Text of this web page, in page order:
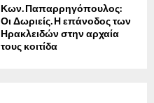
Κων. Παπαρρηγόπουλος:
Οι Δωριείς. Η επάνοδος των
Ηρακλειδών στην αρχαία
τους κοιτίδα